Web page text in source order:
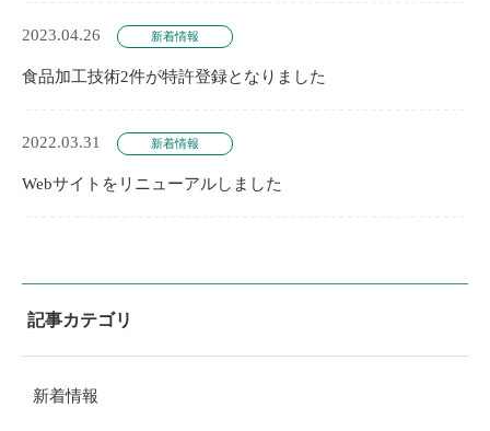
2023.04.26 新着情報
食品加工技術2件が特許登録となりました
2022.03.31 新着情報
Webサイトをリニューアルしました
記事カテゴリ
新着情報